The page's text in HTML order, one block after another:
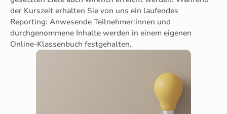
der Kurszeit erhalten Sie von uns ein laufendes
Reporting: Anwesende Teilnehmer:innen und
durchgenommene Inhalte werden in einem eigenen
Online-Klassenbuch festgehalten.